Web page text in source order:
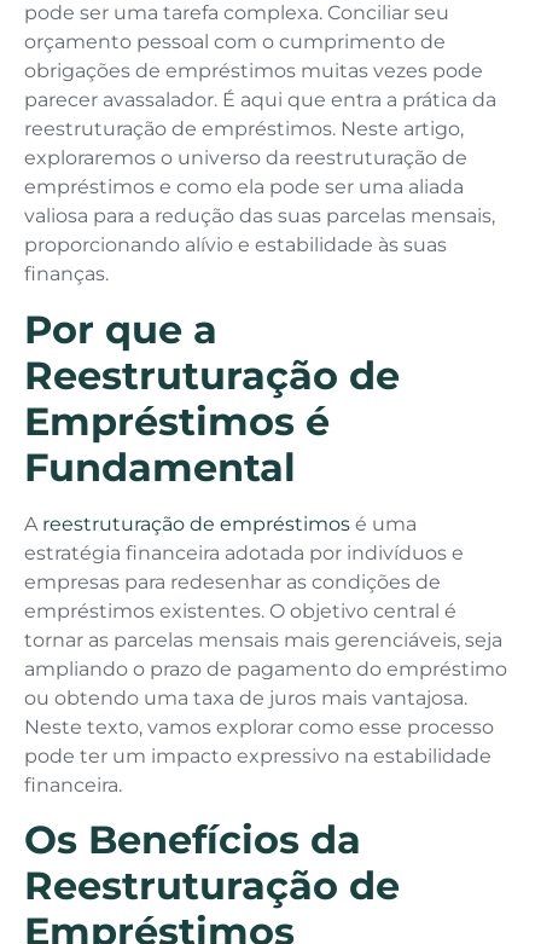
pode ser uma tarefa complexa. Conciliar seu
orçamento pessoal com o cumprimento de
obrigações de empréstimos muitas vezes pode
parecer avassalador. É aqui que entra a prática da
reestruturação de empréstimos. Neste artigo,
exploraremos o universo da reestruturação de
empréstimos e como ela pode ser uma aliada
valiosa para a redução das suas parcelas mensais,
proporcionando alívio e estabilidade às suas
finanças.
Por que a
Reestruturação de
Empréstimos é
Fundamental
A reestruturação de empréstimos é uma
estratégia financeira adotada por indivíduos e
empresas para redesenhar as condições de
empréstimos existentes. O objetivo central é
tornar as parcelas mensais mais gerenciáveis, seja
ampliando o prazo de pagamento do empréstimo
ou obtendo uma taxa de juros mais vantajosa.
Neste texto, vamos explorar como esse processo
pode ter um impacto expressivo na estabilidade
financeira.
Os Benefícios da
Reestruturação de
Empréstimos